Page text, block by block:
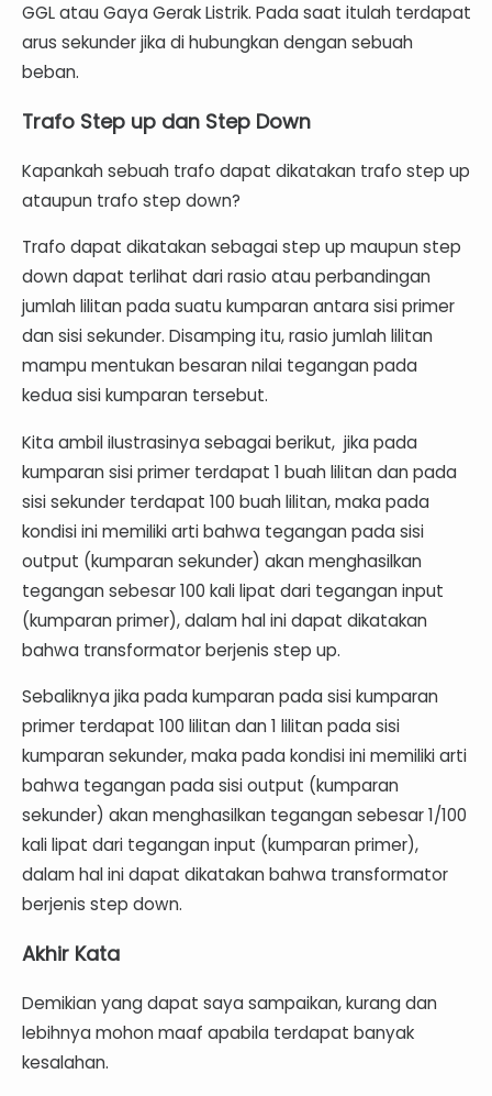
GGL atau Gaya Gerak Listrik. Pada saat itulah terdapat
arus sekunder jika di hubungkan dengan sebuah
beban.
Trafo Step up dan Step Down
Kapankah sebuah trafo dapat dikatakan trafo step up
ataupun trafo step down?
Trafo dapat dikatakan sebagai step up maupun step
down dapat terlihat dari rasio atau perbandingan
jumlah lilitan pada suatu kumparan antara sisi primer
dan sisi sekunder. Disamping itu, rasio jumlah lilitan
mampu mentukan besaran nilai tegangan pada
kedua sisi kumparan tersebut.
Kita ambil iIustrasinya sebagai berikut, jika pada
kumparan sisi primer terdapat 1 buah lilitan dan pada
sisi sekunder terdapat 100 buah lilitan, maka pada
kondisi ini memiliki arti bahwa tegangan pada sisi
output (kumparan sekunder) akan menghasilkan
tegangan sebesar 100 kali lipat dari tegangan input
(kumparan primer), dalam hal ini dapat dikatakan
bahwa transformator berjenis step up.
Sebaliknya jika pada kumparan pada sisi kumparan
primer terdapat 100 lilitan dan 1 lilitan pada sisi
kumparan sekunder, maka pada kondisi ini memiliki arti
bahwa tegangan pada sisi output (kumparan
sekunder) akan menghasilkan tegangan sebesar 1/100
kali lipat dari tegangan input (kumparan primer),
dalam hal ini dapat dikatakan bahwa transformator
berjenis step down.
Akhir Kata
Demikian yang dapat saya sampaikan, kurang dan
lebihnya mohon maaf apabila terdapat banyak
kesalahan.